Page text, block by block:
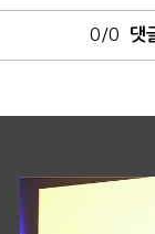
0/0 댓